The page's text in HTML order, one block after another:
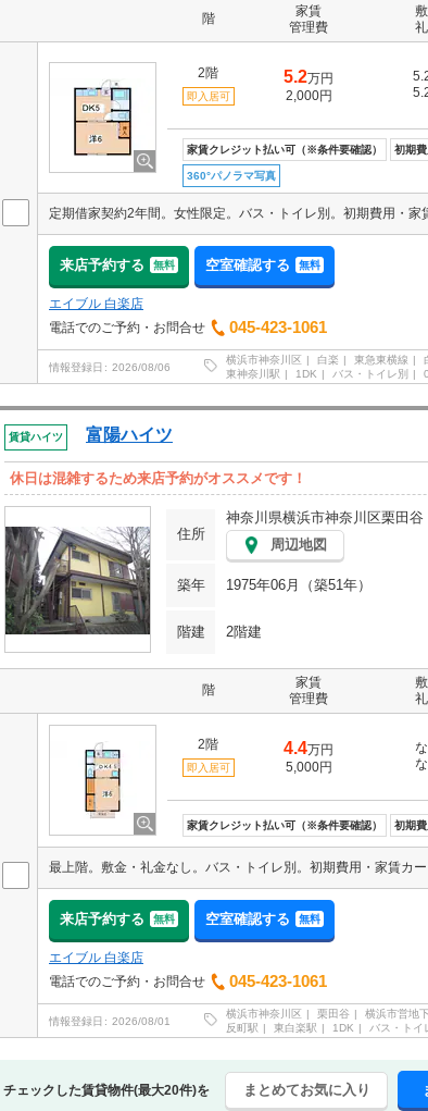
階
家賃
管理費
2階
即入居可
5.2万円
2,000円
家賃クレジット払い可（※条件要確認） 初期
360°パノラマ写真
来店予約する 無料 空室確認する 無料
エイブル 白楽店
電話でのご予約・お問合せ
045-423-1061
情報登録日 2026/08/06
横浜市神奈川区 白楽 東急東横線
東神奈川駅
1DK バス・トイレ別
賃貸ハイツ 富陽ハイツ
休日は混雑するため来店予約がオススメです！
住所
神奈川県横浜市神奈川区栗田谷
周辺地図
築年 1975年06月（築51年）
階建 2階建
階
家賃
管理費
2階
即入居可
4.4万円
5,000円
家賃クレジット払い可（※条件要確認） 初期
来店予約する 無料 空室確認する 無料
エイブル 白楽店
電話でのご予約・お問合せ
045-423-1061
情報登録日 2026/08/01
横浜市神奈川区 栗田谷 横浜市営地
反町駅
東白楽駅 1DK バス・トイ
チェックした賃貸物件(最大20件)を まとめてお気に入り